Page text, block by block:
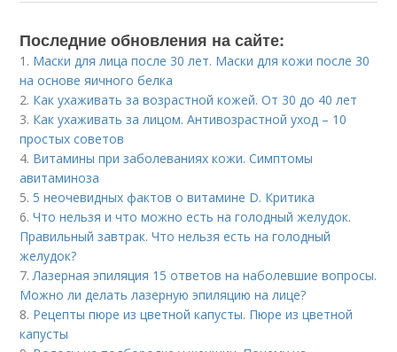
Последние обновления на сайте:
1. Маски для лица после 30 лет. Маски для кожи после 30
на основе яичного белка
2. Как ухаживать за возрастной кожей. От 30 до 40 лет
3. Как ухаживать за лицом. Антивозрастной уход – 10
простых советов
4. Витамины при заболеваниях кожи. Симптомы
авитаминоза
5. 5 неочевидных фактов о витамине D. Критика
6.Что нельзя и что можно есть на голодный желудок.
Правильный завтрак. Что нельзя есть на голодный
желудок?
7. Лазерная эпиляция 15 ответов на наболевшие вопросы.
Можно ли делать лазерную эпиляцию на лице?
8. Рецепты пюре из цветной капусты. Пюре из цветной
капусты